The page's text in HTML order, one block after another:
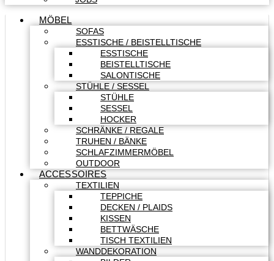
MÖBEL
SOFAS
ESSTISCHE / BEISTELLTISCHE
ESSTISCHE
BEISTELLTISCHE
SALONTISCHE
STÜHLE / SESSEL
STÜHLE
SESSEL
HOCKER
SCHRÄNKE / REGALE
TRUHEN / BÄNKE
SCHLAFZIMMERMÖBEL
OUTDOOR
ACCESSOIRES
TEXTILIEN
TEPPICHE
DECKEN / PLAIDS
KISSEN
BETTWÄSCHE
TISCH TEXTILIEN
WANDDEKORATION